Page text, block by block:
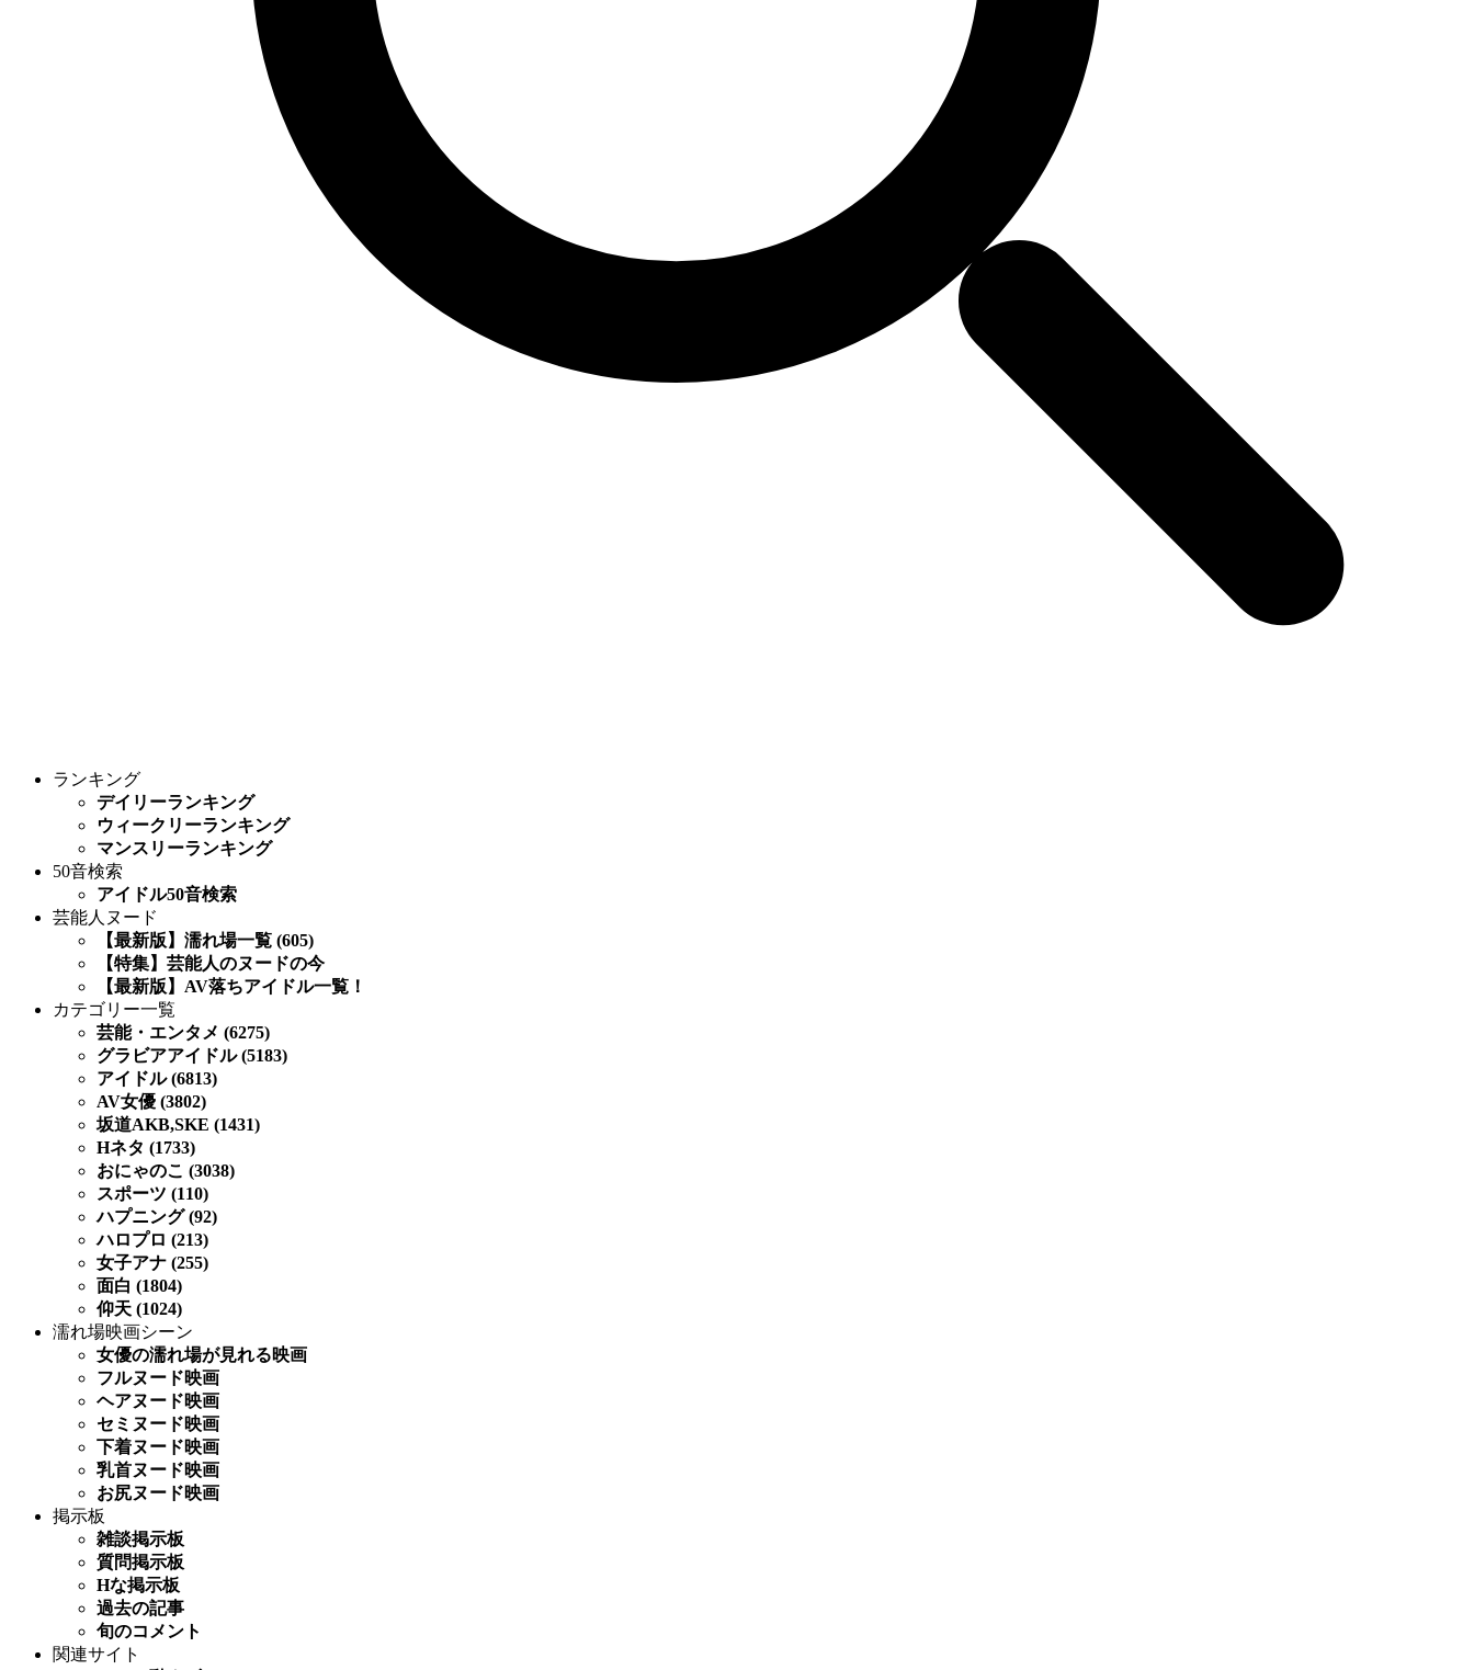
ランキング
デイリーランキング
ウィークリーランキング
マンスリーランキング
50音検索
アイドル50音検索
芸能人ヌード
【最新版】濡れ場一覧 (605)
【特集】芸能人のヌードの今
【最新版】AV落ちアイドル一覧！
カテゴリー一覧
芸能・エンタメ (6275)
グラビアアイドル (5183)
アイドル (6813)
AV女優 (3802)
坂道AKB,SKE (1431)
Hネタ (1733)
おにゃのこ (3038)
スポーツ (110)
ハプニング (92)
ハロプロ (213)
女子アナ (255)
面白 (1804)
仰天 (1024)
濡れ場映画シーン
女優の濡れ場が見れる映画
フルヌード映画
ヘアヌード映画
セミヌード映画
下着ヌード映画
乳首ヌード映画
お尻ヌード映画
掲示板
雑談掲示板
質問掲示板
Hな掲示板
過去の記事
旬のコメント
関連サイト